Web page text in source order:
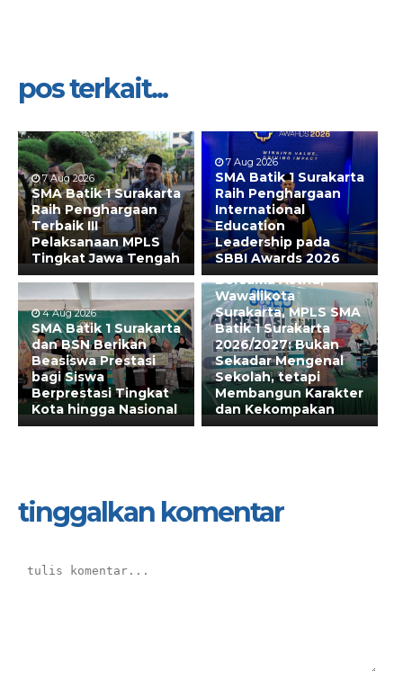
pos terkait...
7 Aug 2026
SMA Batik 1 Surakarta
Raih Penghargaan
Terbaik III
Pelaksanaan MPLS
Tingkat Jawa Tengah
7 Aug 2026
SMA Batik 1 Surakarta
Raih Penghargaan
International
Education
Leadership pada
SBBI Awards 2026
4 Aug 2026
SMA Batik 1 Surakarta
dan BSN Berikan
Beasiswa Prestasi
bagi Siswa
Berprestasi Tingkat
Kota hingga Nasional
31 Jul 2026
Bersama Astrid,
Wawalikota
Surakarta, MPLS SMA
Batik 1 Surakarta
2026/2027: Bukan
Sekadar Mengenal
Sekolah, tetapi
Membangun Karakter
dan Kekompakan
tinggalkan komentar